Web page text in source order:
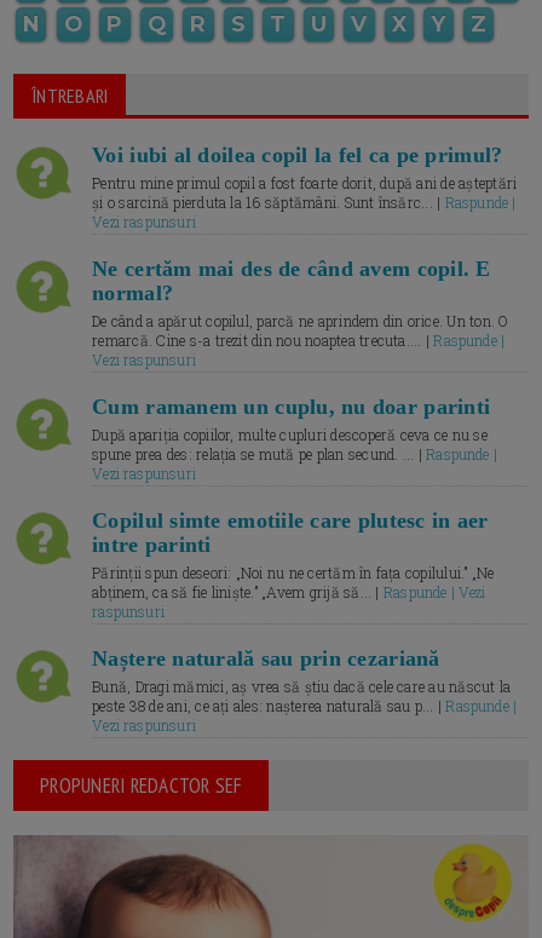
N
O P Q R S T U V X Y Z
ÎNTREBARI
Voi iubi al doilea copil la fel ca pe primul?
Pentru mine primul copil a fost foarte dorit, după ani de așteptări
și o sarcină pierduta la 16 săptămâni. Sunt însărc... | Raspunde |
Vezi raspunsuri
Ne certăm mai des de când avem copil. E
normal?
De când a apărut copilul, parcă ne aprindem din orice. Un ton. O
remarcă. Cine s-a trezit din nou noaptea trecuta.... |Raspunde |
Vezi raspunsuri
Cum ramanem un cuplu, nu doar parinti
După apariția copiilor, multe cupluri descoperă ceva ce nu se
spune prea des: relația se mută pe plan secund. ... |Raspunde |
Vezi raspunsuri
Copilul simte emotiile care plutesc in aer
intre parinti
Părinții spun deseori: „Noi nu ne certăm în fața copilului.” „Ne
abținem, ca să fie liniște.” „Avem grijă să... | Raspunde | Vezi
raspunsuri
Naștere naturală sau prin cezariană
Bună, Dragi mămici, aș vrea să știu dacă cele care au născut la
peste 38 de ani, ce ați ales: nașterea naturală sau p... |Raspunde |
Vezi raspunsuri
PROPUNERI REDACTOR SEF